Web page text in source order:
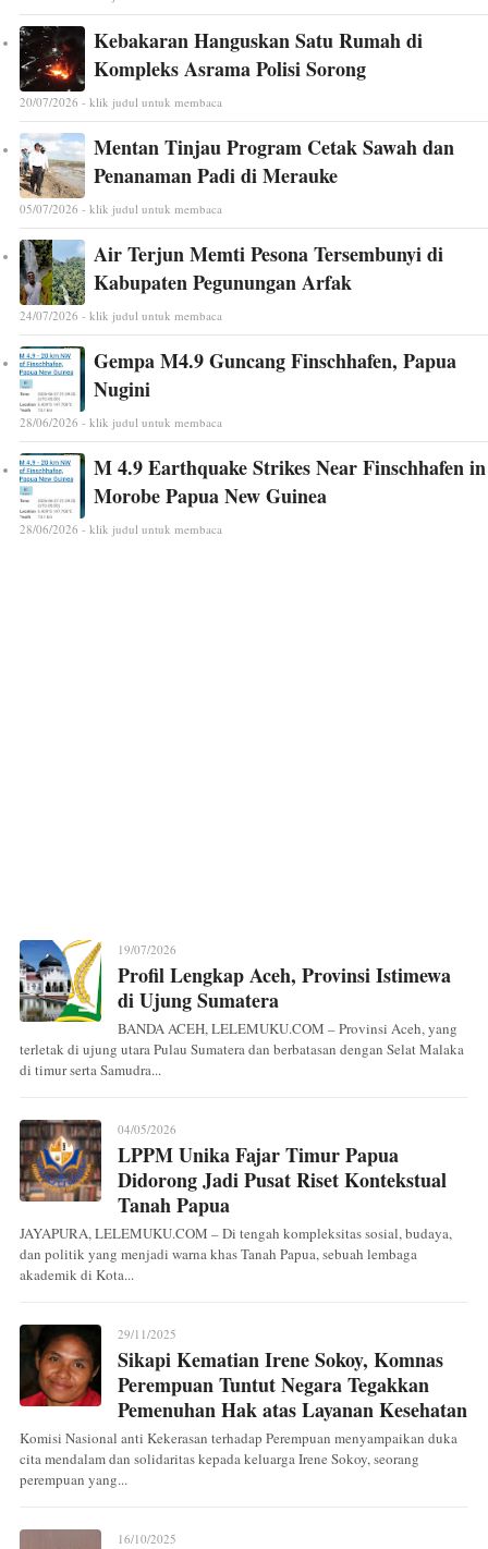
Kebakaran Hanguskan Satu Rumah di
Kompleks Asrama Polisi Sorong
20/07/2026 - klik judul untuk membaca
Mentan Tinjau Program Cetak Sawah dan
Penanaman Padi di Merauke
05/07/2026 - klik judul untuk membaca
Air Terjun Memti Pesona Tersembunyi di
Kabupaten Pegunungan Arfak
24/07/2026 - klik judul untuk membaca
Gempa M4.9 Guncang Finschhafen, Papua
Nugini
28/06/2026 - klik judul untuk membaca
M 4.9 Earthquake Strikes Near Finschhafen in
Morobe Papua New Guinea
28/06/2026 - klik judul untuk membaca
19/07/2026
Profil Lengkap Aceh, Provinsi Istimewa
di Ujung Sumatera
BANDA ACEH, LELEMUKU.COM – Provinsi Aceh, yang
terletak di ujung utara Pulau Sumatera dan berbatasan dengan Selat Malaka
di timur serta Samudra...
04/05/2026
LPPM Unika Fajar Timur Papua
Didorong Jadi Pusat Riset Kontekstual
Tanah Papua
JAYAPURA, LELEMUKU.COM – Di tengah kompleksitas sosial, budaya,
dan politik yang menjadi warna khas Tanah Papua, sebuah lembaga
akademik di Kota...
29/11/2025
Sikapi Kematian Irene Sokoy, Komnas
Perempuan Tuntut Negara Tegakkan
Pemenuhan Hak atas Layanan Kesehatan
Komisi Nasional anti Kekerasan terhadap Perempuan menyampaikan duka
cita mendalam dan solidaritas kepada keluarga Irene Sokoy, seorang
perempuan yang...
16/10/2025